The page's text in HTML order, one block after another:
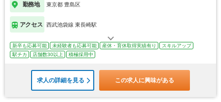
勤務地 東京都 豊島区
アクセス 西武池袋線 東長崎駅
新卒も応募可能 未経験者も応募可能 産休・育休取得実績有り
スキルアップ
駅チカ
店舗数30以上 積極採用中
求人の詳細を見る この求人に興味がある